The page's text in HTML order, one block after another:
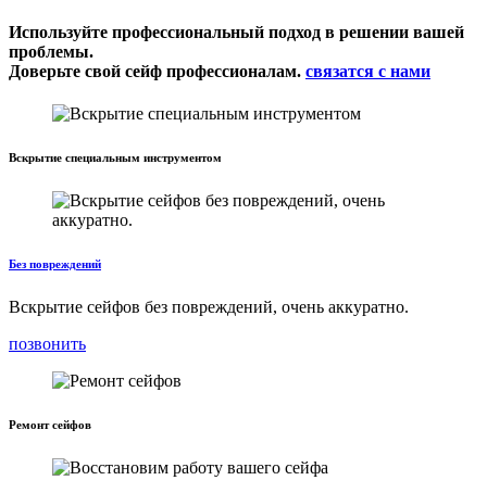
Используйте профессиональный подход в решении вашей
проблемы.
Доверьте свой сейф профессионалам. связатся с нами
Вскрытие специальным инструментом
Без повреждений
Вскрытие сейфов без повреждений, очень аккуратно.
позвонить
Ремонт сейфов